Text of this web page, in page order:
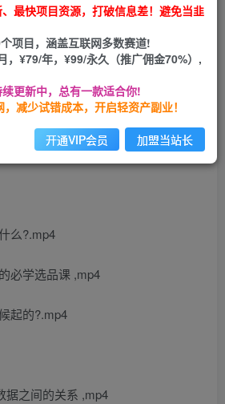
未登录！建议登陆后购买，可保存购买订单
频带货-超1个小目标的投放心得
么?.mp4
必学选品课 ,mp4
起的?.mp4
据之间的关系 ,mp4
最快项目资源，打破信息差！避免当韭
项目，涵盖互联网多数赛道!
，¥79/年，¥99/永久（推广佣金70%）,
更新中，总有一款适合你!
减少试错成本，开启轻资产副业！
开通VIP会员 加盟当站长